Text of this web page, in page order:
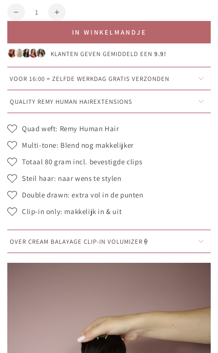
Aantal
Aantal
Cream
balayage
Volumizer
•
Clip-
in
•
50cm
(80g)
Aantal
voor
balayage
Volumizer
•
Clip-
in
•
(80g)
IN WINKELMANDJE
KLANTEN GEVEN GEMIDDELD EEN 9.9!
VOOR 16:00 = ZELFDE WERKDAG GRATIS VERZONDEN
QUALITY REMY HUMAN HAIREXTENSIONS
Quad weft: Remy Human Hair
Multi-tone: Blend nog makkelijker
Totaal 80 gram incl. bevestigde clips
Steil haar: naar wens te stylen
Double drawn: extra vol in de punten
Clip-in only: makkelijk in & uit
OVER CREAM BALAYAGE CLIP-IN VOLUMIZER🍦